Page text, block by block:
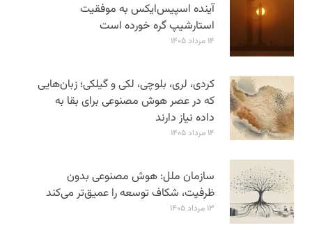
آینده اسپیس‌ایکس به موفقیت
استارشیپ گره خورده است
۱۴ مرداد ۱۴۰۵
کردی، لری، بلوچی، لکی و گیلکی؛ زبان‌هایی
که در عصر هوش مصنوعی برای بقا به
داده نیاز دارند
۱۴ مرداد ۱۴۰۵
سازمان ملل: هوش مصنوعی بدون
ظرفیت، شکاف توسعه را عمیق‌تر می‌کند
۱۳ مرداد ۱۴۰۵